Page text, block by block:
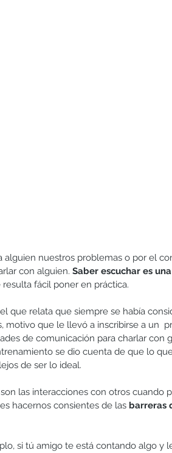
nuestros problemas o por el
con alguien. Saber escuchar es
fácil poner en práctica.
que relata que siempre se había
motivo que le llevó a inscribirse a un
de comunicación para charlar con
se dio cuenta de que lo
de ser lo ideal.
las interacciones con otros cuando
hacernos consientes de las barreras
si tú amigo te está contando algo y